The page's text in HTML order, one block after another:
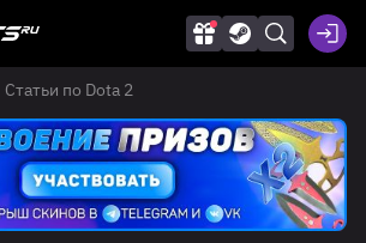
Статьи по Dota 2